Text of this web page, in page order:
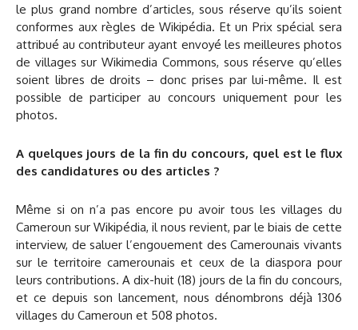
le plus grand nombre d’articles, sous réserve qu’ils soient
conformes aux règles de Wikipédia. Et un Prix spécial sera
attribué au contributeur ayant envoyé les meilleures photos
de villages sur Wikimedia Commons, sous réserve qu’elles
soient libres de droits – donc prises par lui-même. Il est
possible de participer au concours uniquement pour les
photos.
A quelques jours de la fin du concours, quel est le flux
des candidatures ou des articles ?
Même si on n’a pas encore pu avoir tous les villages du
Cameroun sur Wikipédia, il nous revient, par le biais de cette
interview, de saluer l’engouement des Camerounais vivants
sur le territoire camerounais et ceux de la diaspora pour
leurs contributions. A dix-huit (18) jours de la fin du concours,
et ce depuis son lancement, nous dénombrons déjà 1306
villages du Cameroun et 508 photos.